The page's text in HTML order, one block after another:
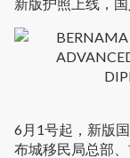
6月1号起，新版
布城移民局总部